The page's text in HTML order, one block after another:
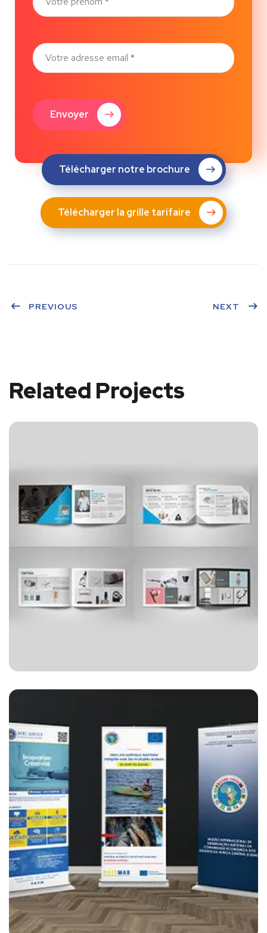
Envoyer
Télécharger notre brochure
Télécharger la grille tarifaire
PREVIOUS NEXT
Related Projects